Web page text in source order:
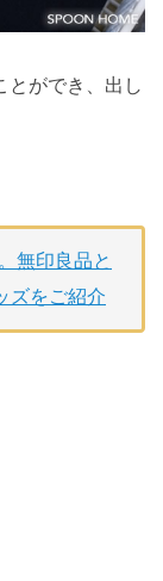
とができ、出し
無印良品と
ズをご紹介